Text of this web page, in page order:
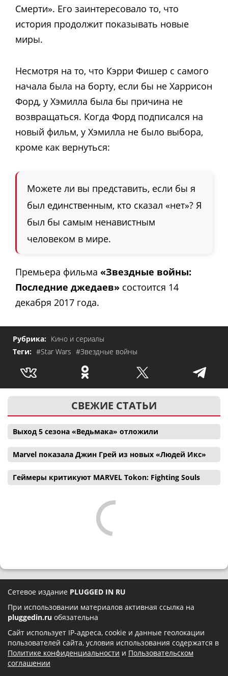
Смерти». Его заинтересовало то, что
история продолжит показывать новые
миры.
Несмотря на то, что Кэрри Фишер с самого
начала была на борту, если бы не Харрисон
Форд, у Хэмилла была бы причина не
возвращаться. Когда Форд подписался на
новый фильм, у Хэмилла не было выбора,
кроме как вернуться:
Можете ли вы представить, если бы я
был единственным, кто сказал «нет»? Я
был бы самым ненавистным
человеком в мире.
Премьера фильма «Звездные войны:
Последние джедаев» состоится 14
декабря 2017 года.
Рубрика: Кино и сериалы
Теги: #Star Wars #Звездные войны
СВЕЖИЕ СТАТЬИ
Выход 5 сезона «Ведьмака» отложили
Marvel показала Джин Грей из новых «Людей Икс»
Геймеры критикуют MARVEL Tokon: Fighting Souls
Сетевое издание PLUGGED IN RU
При использовании материалов активная ссылка на
pluggedin.ru обязательна
Сайт использует IP-адреса, cookie и данные геолокации
пользователей сайта, условия использования содержатся в
Политике конфиденциальности и Пользовательском
соглашении